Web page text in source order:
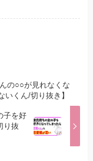
の○○が見れなくな
いくん/切り抜き】
子を好
り抜